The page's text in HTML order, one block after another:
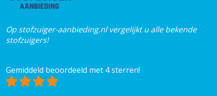
Op stofzuiger-aanbieding.nl vergelijkt u alle bekende
stofzuigers!
Gemiddeld beoordeeld met 4 sterren!